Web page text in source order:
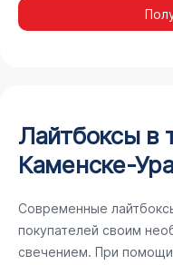
Лайтбоксы в
Каменске-
Современные
покупателей своим
свечением. При